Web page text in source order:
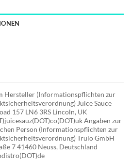
Hersteller (Informationspflichten zur
Juice Sauce
157 LN6 3RS Lincoln, UK
Angaben zur
Person (Informationspflichten zur
Trulo GmbH
7 41460 Neuss, Deutschland